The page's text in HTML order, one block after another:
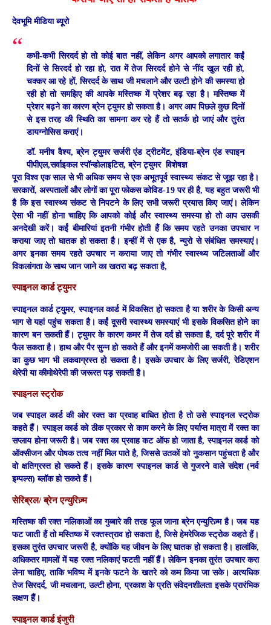
देवभूमि मीडिया ब्यूरो
कभी-कभी सिरदर्द हो तो कोई बात नहीं, लेकिन अगर आपको लगातार कईं
दिनों से सिरदर्द हो रहा हो, रात में तेज सिरदर्द होने से नींद खुल रही हो,
चक्कर आ रहे हों, सिरदर्द के साथ जी मचलाने और उल्टी होने की समस्या हो
रही हो तो समझिए की आपके मस्तिष्क में प्रेशर बढ़ रहा है। मस्तिष्क में
प्रेशर बढ़ने का कारण ब्रेन ट्युमर हो सकता है। अगर आप पिछले कुछ दिनों
से इस तरह की स्थिति का सामना कर रहे हैं तो सतर्क हो जाएं और तुरंत
डायग्नोसिस कराएं।
डॉ. मनीष वैश्य, ब्रेन ट्युमर सर्जरी एंड ट्रीटमेंट, इंडिया-ब्रेन एंड स्पाइन
पीपीएल,सर्वाइकल स्पॉन्डोलाइटिस,ब्रेन ट्युमरविशेषज्ञ
पूरा विश्व एक साल से भी अधिक समय से एक अभूतपूर्व स्वास्थ्य संकट से जूझ रहा है।
सरकारों, अस्पतालों और लोगों का पूरा फोकस कोविड-19 पर ही है, यह बहुत जरूरी भी
है कि इस स्वास्थ्य संकट से निपटने के लिए सभी जरूरी प्रयास किए जाएं। लेकिन
ऐसा भी नहीं होना चाहिए कि आपको कोई और स्वास्थ्य समस्या हो तो आप उसकी
अनदेखी करें। कईं बीमारियां इतनी गंभीर होती हैं कि समय रहते उनका उपचार न
कराया जाए तो घातक हो सकता है। इन्हीं में से एक है, न्युरो से संबंधित समस्याएं।
अगर इनका समय रहते उपचार न कराया जाए तो गंभीर स्वास्थ्य जटिलताओं और
विकलांगता के साथ जान जाने का खतरा बढ़ सकता है,
स्पाइनल कार्ड ट्युमर
स्पाइनल कार्ड ट्युमर, स्पाइनल कार्ड में विकसित हो सकता है या शरीर के किसी अन्य
भाग से यहां पहुंच सकता है। कईं दूसरी स्वास्थ्य समस्याएं भी इसके विकसित होने का
कारण बन सकती हैं। ट्युमर के कारण कमर में तेज दर्द हो सकता है, दर्द पूरे शरीर में
फैल सकता है। हाथ और पैर सुन्न हो सकते हैं और इनमें कमजोरी आ सकती है। शरीर
का कुछ भाग भी लकवाग्रस्त हो सकता है। इसके उपचार के लिए सर्जरी, रेडिएशन
थेरेपी या कीमोथेरेपी की जरूरत पड़ सकती है।
स्पाइनल स्ट्रोक
जब स्पाइल कार्ड की ओर रक्त का प्रवाह बाधित होता है तो उसे स्पाइनल स्ट्रोक
कहते हैं। स्पाइल कार्ड को ठीक प्रकार से काम करने के लिए पर्याप्त मात्रा में रक्त का
सप्लाय होना जरूरी है। जब रक्त का प्रवाह कट ऑफ हो जाता है, स्पाइनल कार्ड को
ऑक्सीजन और पोषक तत्व नहीं मिल पाते है, जिससे उतकों को नुकसान पहुंचता है और
वो क्षतिग्रस्त हो सकते हैं। इसके कारण स्पाइनल कार्ड से गुजरने वाले संदेश (नर्व
इम्पल्स) ब्लॉक हो सकते हैं।
सेरिब्रल/ ब्रेन एन्युरिज़्म
मस्तिष्क की रक्त नलिकाओं का गुब्बारे की तरह फूल जाना ब्रेन एन्युरिज़्म है। जब यह
फट जाती हैं तो मस्तिष्क में रक्तस्त्राव हो सकता है, जिसे हेमरेजिक स्ट्रोक कहते हैं।
इसका तुरंत उपचार जरूरी है, क्योंकि यह जीवन के लिए घातक हो सकता है। हालांकि,
अधिकतर मामलों में यह रक्त नलिकाएं फटती नहीं हैं। लेकिन इनका तुरंत उपचार करा
लेना चाहिए, ताकि भविष्य में इनके फटने के खतरे को कम किया जा सके। अत्यधिक
तेज सिरदर्द, जी मचलाना, उल्टी होना, प्रकाश के प्रति संवेदनशीलता इसके प्रारंभिक
लक्षण हैं।
स्पाइनल कार्ड इंजुरी